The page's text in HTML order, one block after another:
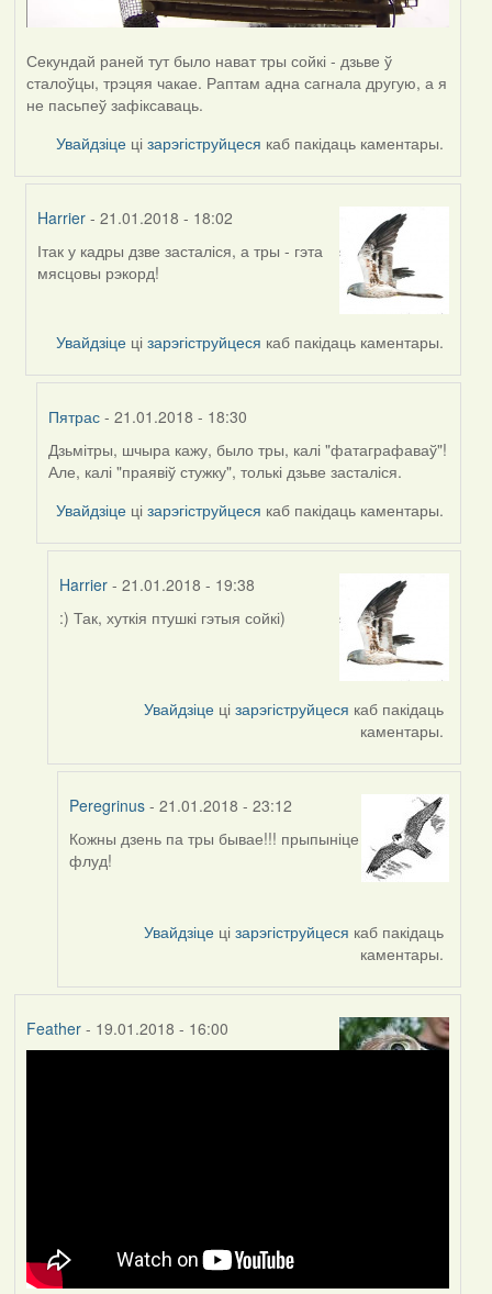
Секундай раней тут было нават тры сойкі - дзьве ў
сталоўцы, трэцяя чакае. Раптам адна сагнала другую, а я
не пасьпеў зафіксаваць.
Увайдзіце цізарэгіструйцеся каб пакідаць каментары.
Harrier - 21.01.2018 - 18:02
In
reply
Пятрас
Ітак у кадры дзве засталіся, а тры - гэта
мясцовы рэкорд!
Увайдзіце цізарэгіструйцеся каб пакідаць каментары.
Пятрас - 21.01.2018 - 18:30
In
reply
to
Harrier
Дзьмітры, шчыра кажу, было тры, калі "фатаграфаваў"!
Але, калі "праявіў стужку", толькі дзьве засталіся.
Увайдзіце цізарэгіструйцеся каб пакідаць каментары.
Harrier- 21.01.2018 - 19:38
In
:) Так, хуткія птушкі гэтыя сойкі)
Увайдзіце цізарэгіструйцеся каб пакідаць
каментары.
Peregrinus - 21.01.2018 - 23:12
In
reply
Кожны дзень па тры бывае!!! прыпыніце
флуд!
Увайдзіце цізарэгіструйцеся каб пакідаць
каментары.
Feather- 19.01.2018 - 16:00